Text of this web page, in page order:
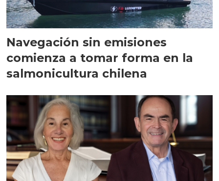
Navegación sin emisiones
comienza a tomar forma en la
salmonicultura chilena